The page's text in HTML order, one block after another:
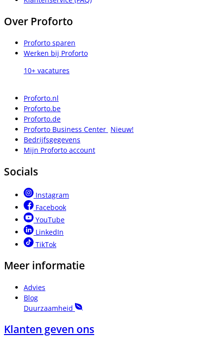
Over Proforto
Proforto sparen
Werken bij Proforto
10+ vacatures
Proforto.nl
Proforto.be
Proforto.de
Proforto Business Center Nieuw!
Bedrijfsgegevens
Mijn Proforto account
Socials
Instagram
Facebook
YouTube
LinkedIn
TikTok
Meer informatie
Advies
Blog
Duurzaamheid
Klanten geven ons